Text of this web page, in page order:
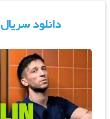
دانلود سریال Krank Berlin